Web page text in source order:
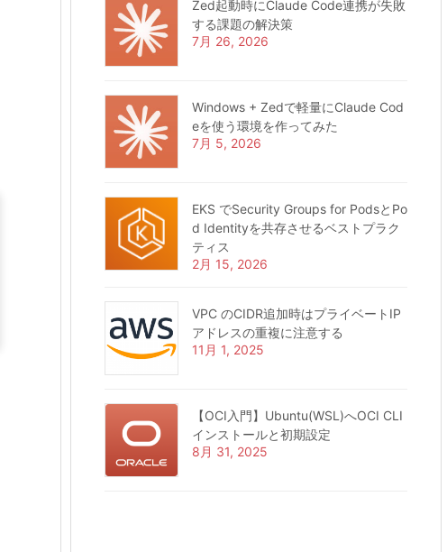
Zed起動時にClaude Code連携が失敗
する課題の解決策
7月 26, 2026
Windows + Zedで軽量にClaude Cod
eを使う環境を作ってみた
7月 5, 2026
EKS でSecurity Groups for PodsとPo
d Identityを共存させるベストプラク
ティス
2月 15, 2026
VPC のCIDR追加時はプライベートIP
アドレスの重複に注意する
11月 1, 2025
【OCI入門】Ubuntu(WSL)へOCI CLI
インストールと初期設定
8月 31, 2025